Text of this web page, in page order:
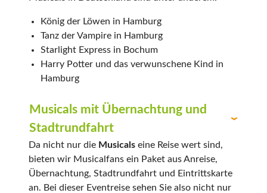
König der Löwen in Hamburg
Tanz der Vampire in Hamburg
Starlight Express in Bochum
Harry Potter und das verwunschene Kind in
Hamburg
Musicals mit Übernachtung und
Stadtrundfahrt
Da nicht nur die Musicals eine Reise wert sind,
bieten wir Musicalfans ein Paket aus Anreise,
Übernachtung, Stadtrundfahrt und Eintrittskarte
an. Bei dieser Eventreise sehen Sie also nicht nur